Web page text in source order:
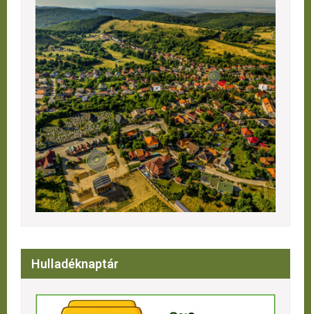
Hulladéknaptár